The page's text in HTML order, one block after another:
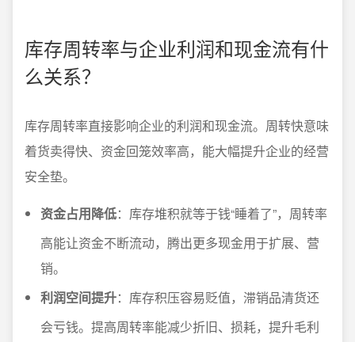
库存周转率与企业利润和现金流有什
么关系？
库存周转率直接影响企业的利润和现金流。周转快意味
着货卖得快、资金回笼效率高，能大幅提升企业的经营
安全垫。
资金占用降低：库存堆积就等于钱“睡着了”，周转率
高能让资金不断流动，腾出更多现金用于扩展、营
销。
利润空间提升：库存积压容易贬值，滞销品清货还
会亏钱。提高周转率能减少折旧、损耗，提升毛利